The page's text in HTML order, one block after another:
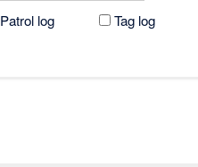
Patrol log Tag log